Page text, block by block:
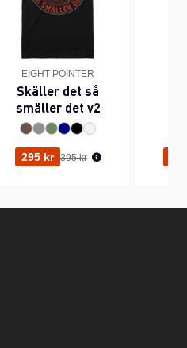
EIGHT POINTER
Skäller det så
smäller det v2
295 kr Ordinarie pris:
395 kr